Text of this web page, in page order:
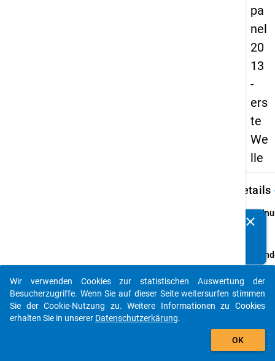
pa
nel
20
13
-
ers
te
We
lle
Details
1
2013
clear
auto_stories
add_shopping_cart
Wir verwenden Cookies zur statistischen Auswertung der
Besucherzugriffe. Wenn Sie auf dieser Seite weitersurfen stimmen
Sie der Cookie-Nutzung zu. Weitere Informationen zu Cookies
erhalten Sie in unserer Datenschutzerkärung.
OK